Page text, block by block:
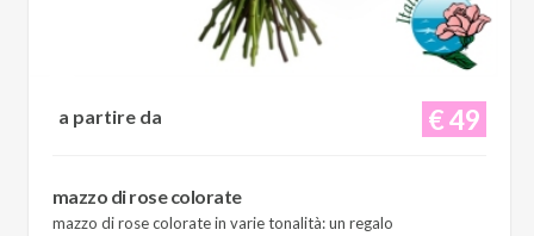
€ 49
a partire da
mazzo di rose colorate
mazzo di rose colorate in varie tonalità: un regalo